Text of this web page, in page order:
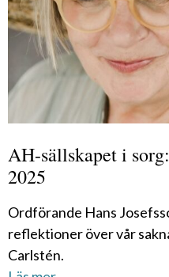
AH-sällskapet i
2025
Ordförande Hans
reflektioner över vår
Carlstén.